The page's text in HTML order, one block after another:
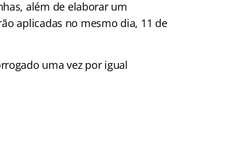
além de elaborar um
aplicadas no mesmo dia, 11 de
uma vez por igual